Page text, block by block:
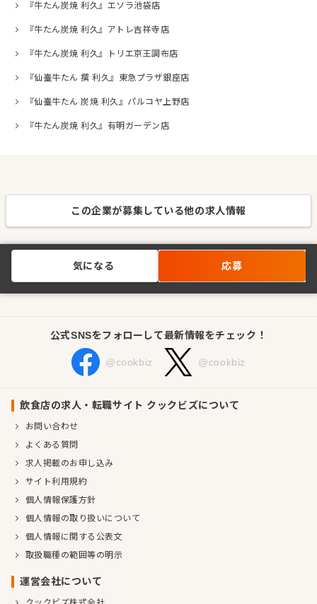
『牛たん炭焼 利久』エソラ池袋店
『牛たん炭焼 利久』アトレ吉祥寺店
『牛たん炭焼 利久』トリエ京王調布店
『仙臺牛たん 撰 利久』東急プラザ銀座店
『仙臺牛たん 炭焼 利久』パルコヤ上野店
『牛たん炭焼 利久』有明ガーデン店
この企業が募集している他の求人情報
気になる 応募
公式SNSをフォローして最新情報をチェック！
@cookbiz @cookbiz
飲食店の求人・転職サイト クックビズについて
お問い合わせ
よくある質問
求人掲載のお申し込み
サイト利用規約
個人情報保護方針
個人情報の取り扱いについて
個人情報に関する公表文
取扱職種の範囲等の明示
運営会社について